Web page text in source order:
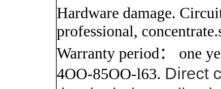
Hardware damage.
professional,
Warranty period： one
4OO-85OO-l63. Direct